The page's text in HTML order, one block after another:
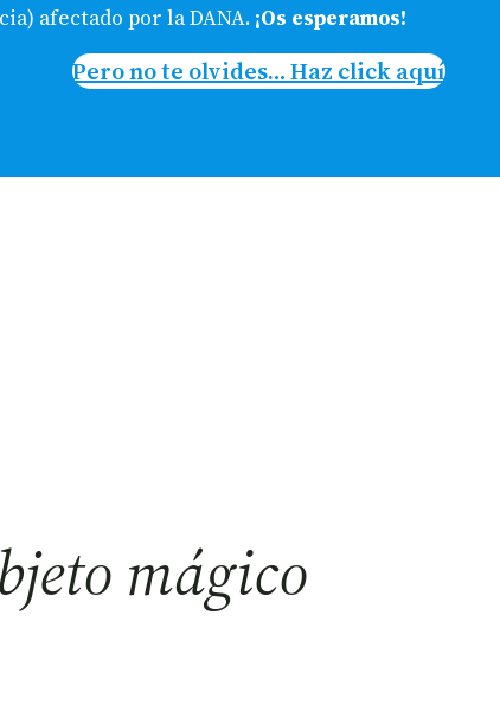
afectado por la DANA. ¡Os esperamos!
Pero no te olvides… Haz click aquí
mágico